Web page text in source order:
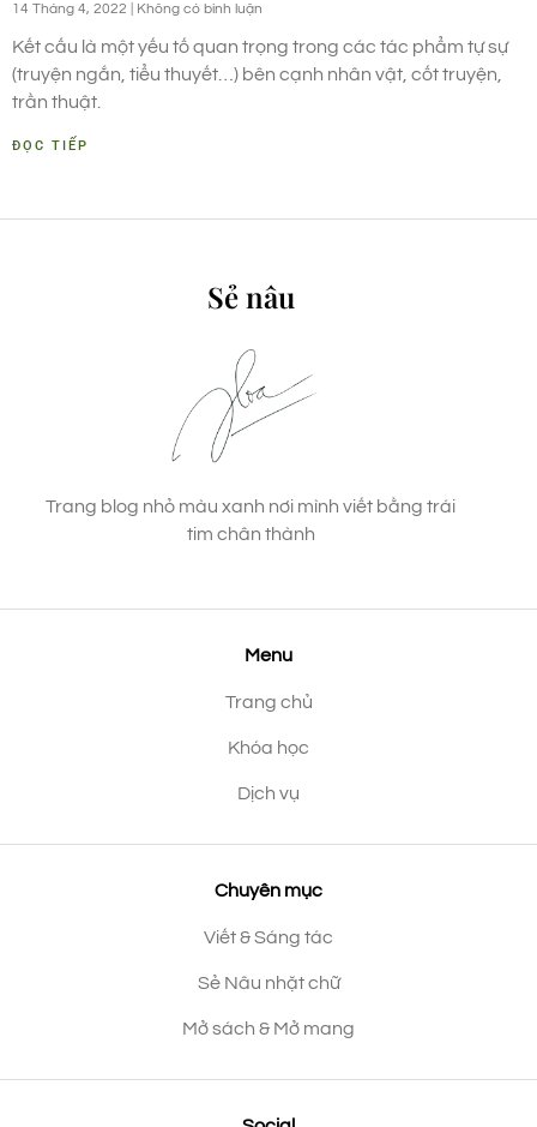
14 Tháng 4, 2022 Không có bình luận
Kết cấu là một yếu tố quan trọng trong các tác phẩm tự sự
(truyện ngắn, tiểu thuyết…) bên cạnh nhân vật, cốt truyện,
trần thuật.
ĐỌC TIẾP
Sẻ nâu
Trang blog nhỏ màu xanh nơi mình viết bằng trái
tim chân thành
Menu
Trang chủ
Khóa học
Dịch vụ
Chuyên mục
Viết & Sáng tác
Sẻ Nâu nhặt chữ
Mở sách & Mở mang